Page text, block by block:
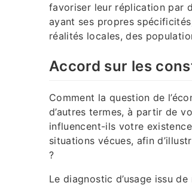
favoriser leur réplication par
ayant ses propres
réalités locales, des
Accord sur les
Comment la question de
d’autres termes, à partir de
influencent-ils votre
situations vécues, afin
?
Le diagnostic d’usage issu